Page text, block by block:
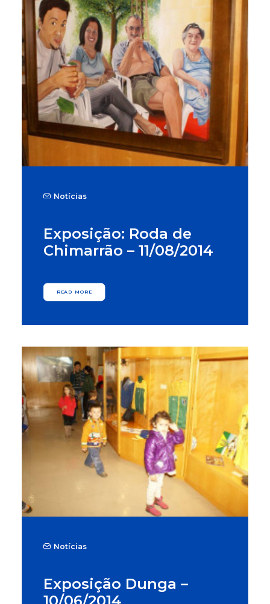
Notícias
Exposição: Roda de
Chimarrão – 11/08/2014
READ MORE
Notícias
Exposição Dunga –